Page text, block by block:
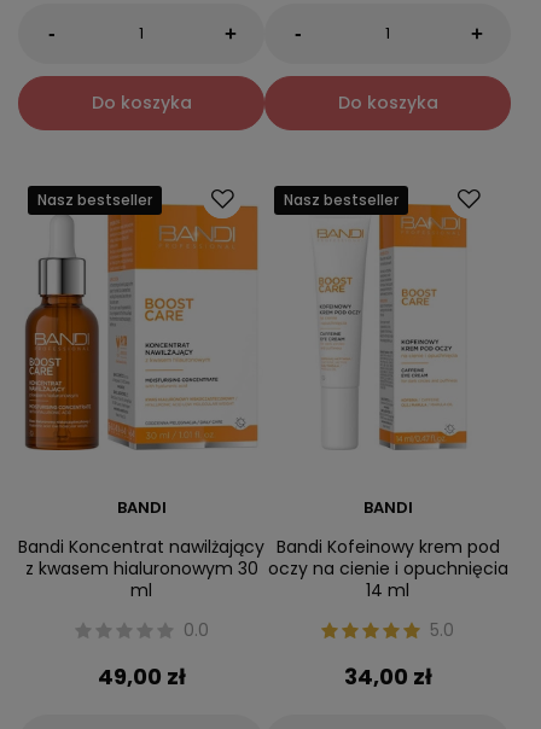
- +
Do koszyka
- +
Do koszyka
Nasz bestseller
BANDI
Bandi Koncentrat nawilżający
z kwasem hialuronowym 30
ml
0.0
49,00 zł
Nasz bestseller
BANDI
Bandi Kofeinowy krem pod
oczy na cienie i opuchnięcia
14 ml
5.0
34,00 zł